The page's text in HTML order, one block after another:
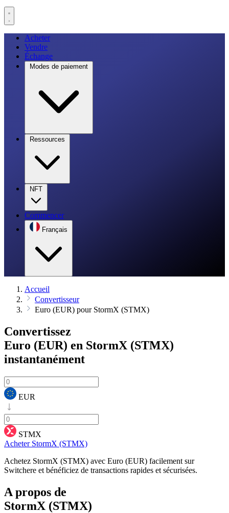
Acheter
Vendre
Échange
Modes de paiement
Ressources
NFT
Commencer
Français
Accueil
Convertisseur
Euro (EUR) pour StormX (STMX)
Convertissez
Euro (EUR) en StormX (STMX)
instantanément
EUR
STMX
Acheter StormX (STMX)
Achetez StormX (STMX) avec Euro (EUR) facilement sur
Switchere et bénéficiez de transactions rapides et sécurisées.
A propos de
StormX (STMX)